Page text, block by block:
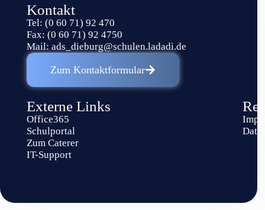
Kontakt
Tel: (0 60 71) 92 470
Fax: (0 60 71) 92 4750
Mail: ads_dieburg@schulen.ladadi.de
Zum Kontaktformular
Externe Links
Office365
Schulportal
Zum Caterer
IT-Support